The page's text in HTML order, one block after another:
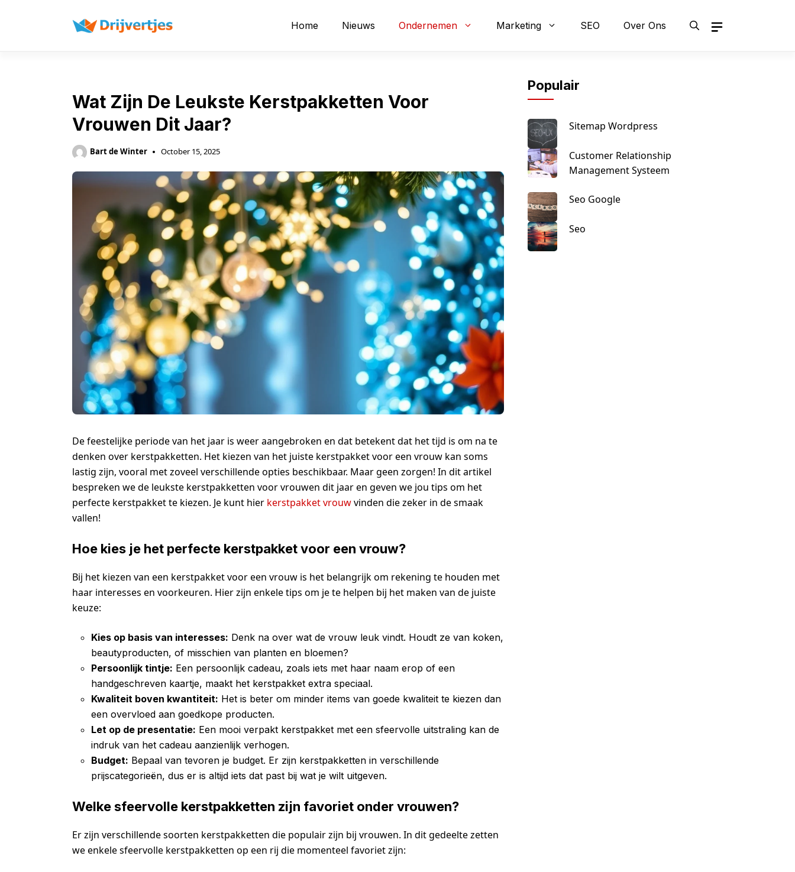
Home Nieuws Ondernemen Marketing SEO Over Ons
Wat Zijn De Leukste Kerstpakketten Voor
Vrouwen Dit Jaar?
Bart de Winter October 15, 2025
De feestelijke periode van het jaar is weer aangebroken en dat betekent dat het tijd is om na te
denken over kerstpakketten. Het kiezen van het juiste kerstpakket voor een vrouw kan soms
lastig zijn, vooral met zoveel verschillende opties beschikbaar. Maar geen zorgen! In dit artikel
bespreken we de leukste kerstpakketten voor vrouwen dit jaar en geven we jou tips om het
perfecte kerstpakket te kiezen. Je kunt hier kerstpakket vrouwvinden die zeker in de smaak
vallen!
Hoe kies je het perfecte kerstpakket voor een vrouw?
Bij het kiezen van een kerstpakket voor een vrouw is het belangrijk om rekening te houden met
haar interesses en voorkeuren. Hier zijn enkele tips om je te helpen bij het maken van de juiste
keuze:
Kies op basis van interesses: Denk na over wat de vrouw leuk vindt. Houdt ze van koken,
beautyproducten, of misschien van planten en bloemen?
Persoonlijk tintje: Een persoonlijk cadeau, zoals iets met haar naam erop of een
handgeschreven kaartje, maakt het kerstpakket extra speciaal.
Kwaliteit boven kwantiteit: Het is beter om minder items van goede kwaliteit te kiezen dan
een overvloed aan goedkope producten.
Let op de presentatie: Een mooi verpakt kerstpakket met een sfeervolle uitstraling kan de
indruk van het cadeau aanzienlijk verhogen.
Budget: Bepaal van tevoren je budget. Er zijn kerstpakketten in verschillende
prijscategorieën, dus er is altijd iets dat past bij wat je wilt uitgeven.
Welke sfeervolle kerstpakketten zijn favoriet onder vrouwen?
Er zijn verschillende soorten kerstpakketten die populair zijn bij vrouwen. In dit gedeelte zetten
we enkele sfeervolle kerstpakketten op een rij die momenteel favoriet zijn:
Populair
Sitemap Wordpress
Customer Relationship
Management Systeem
Seo Google
Seo